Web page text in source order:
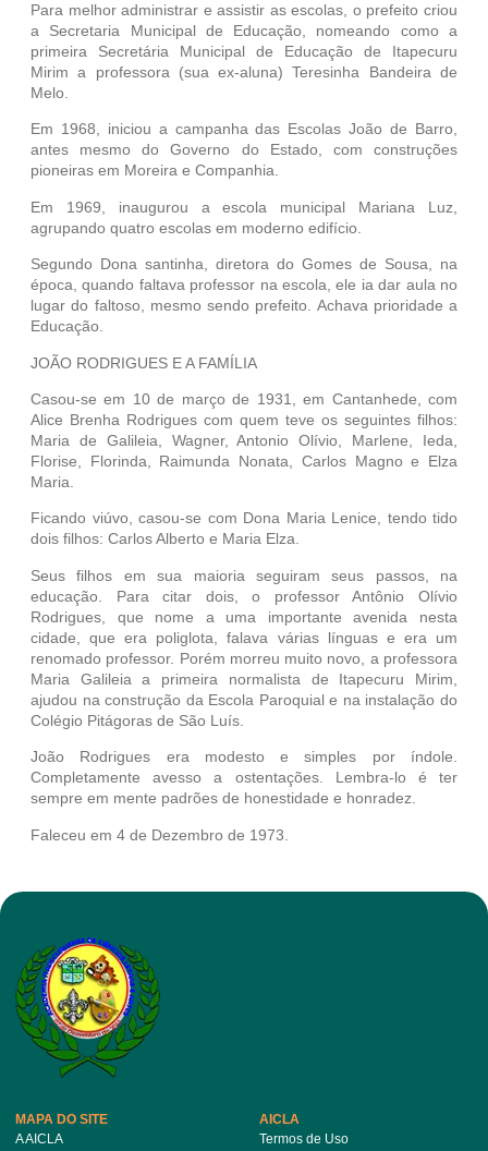
Para melhor administrar e assistir as escolas, o prefeito criou
a Secretaria Municipal de Educação, nomeando como a
primeira Secretária Municipal de Educação de Itapecuru
Mirim a professora (sua ex-aluna) Teresinha Bandeira de
Melo.
Em 1968, iniciou a campanha das Escolas João de Barro,
antes mesmo do Governo do Estado, com construções
pioneiras em Moreira e Companhia.
Em 1969, inaugurou a escola municipal Mariana Luz,
agrupando quatro escolas em moderno edifício.
Segundo Dona santinha, diretora do Gomes de Sousa, na
época, quando faltava professor na escola, ele ia dar aula no
lugar do faltoso, mesmo sendo prefeito. Achava prioridade a
Educação.
JOÃO RODRIGUES E A FAMÍLIA
Casou-se em 10 de março de 1931, em Cantanhede, com
Alice Brenha Rodrigues com quem teve os seguintes filhos:
Maria de Galileia, Wagner, Antonio Olívio, Marlene, Ieda,
Florise, Florinda, Raimunda Nonata, Carlos Magno e Elza
Maria.
Ficando viúvo, casou-se com Dona Maria Lenice, tendo tido
dois filhos: Carlos Alberto e Maria Elza.
Seus filhos em sua maioria seguiram seus passos, na
educação. Para citar dois, o professor Antônio Olívio
Rodrigues, que nome a uma importante avenida nesta
cidade, que era poliglota, falava várias línguas e era um
renomado professor. Porém morreu muito novo, a professora
Maria Galileia a primeira normalista de Itapecuru Mirim,
ajudou na construção da Escola Paroquial e na instalação do
Colégio Pitágoras de São Luís.
João Rodrigues era modesto e simples por índole.
Completamente avesso a ostentações. Lembra-lo é ter
sempre em mente padrões de honestidade e honradez.
Faleceu em 4 de Dezembro de 1973.
MAPA DO SITE
A AICLA
AICLA
Termos de Uso